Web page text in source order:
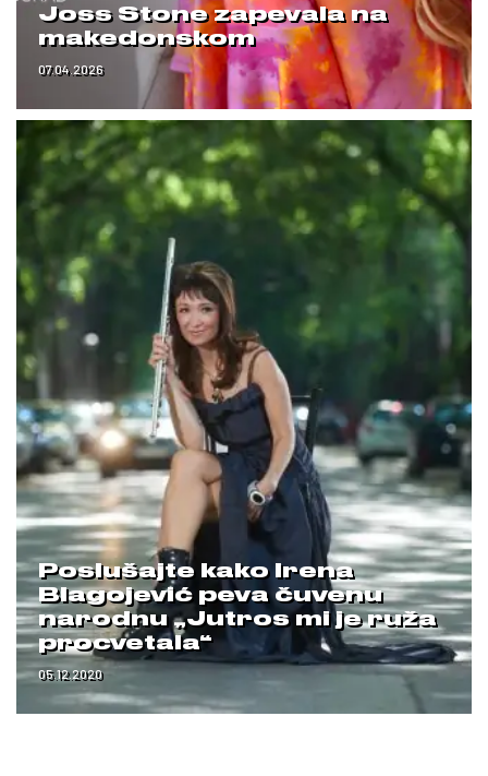
Joss Stone zapevala na
makedonskom
07.04.2026
Poslušajte kako Irena
Blagojević peva čuvenu
narodnu „Jutros mi je ruža
procvetala“
05.12.2020